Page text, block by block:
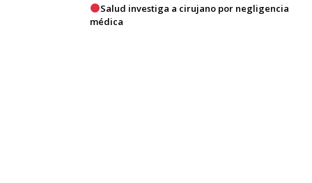
Salud investiga a cirujano por negligencia
médica